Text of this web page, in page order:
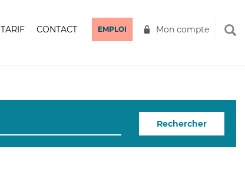
TARIF CONTACT EMPLOI Mon compte
Rechercher